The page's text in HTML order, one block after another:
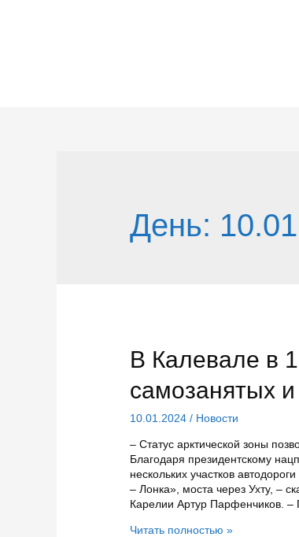
День:
В Калевале в
самозанятых
10.01.2024 / Новости
– Статус арктической зоны
Благодаря президентскому
нескольких участков
– Лонка», моста через Ухту, –
Карелии Артур Парфенчиков. –
В
Читать полностью »